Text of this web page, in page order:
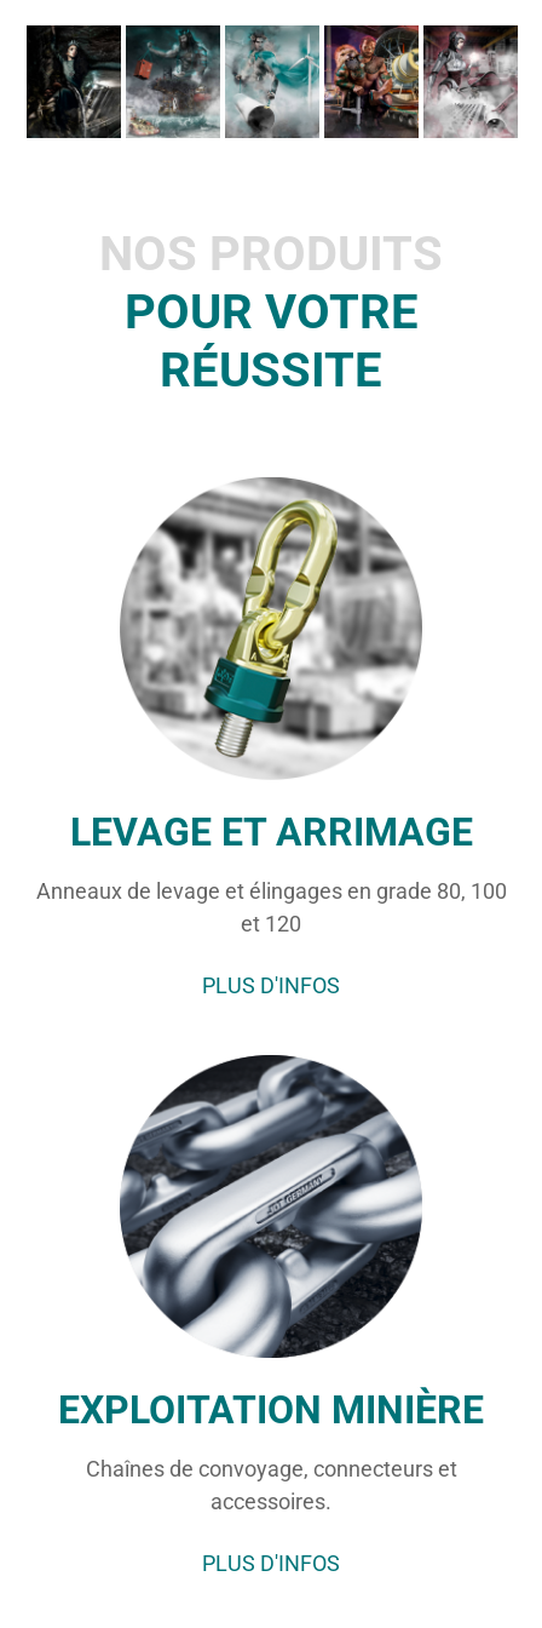
NOS PRODUITS
POUR VOTRE
RÉUSSITE
LEVAGE ET ARRIMAGE
Anneaux de levage et élingages en grade 80, 100
et 120
PLUS D'INFOS
EXPLOITATION MINIÈRE
Chaînes de convoyage, connecteurs et
accessoires.
PLUS D'INFOS